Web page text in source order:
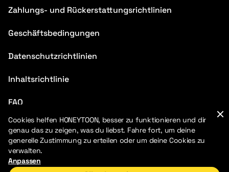
Español
Zahlungs- und Rückerstattungsrichtlinien
Geschäftsbedingungen
Datenschutzrichtlinien
Inhaltsrichtlinie
FAQ
Blog
Cookies helfen HONEYTOON, besser zu funktionieren und dir
genau das zu zeigen, was du liebst. Fahre fort, um deine
generelle Zustimmung zu erteilen oder um deine Cookies zu
verwalten.
Anpassen